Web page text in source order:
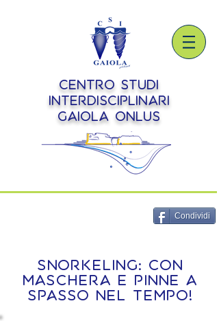
Centro Studi
Interdisciplinari
Gaiola onlus
Condividi
snorkeling: con
maschera e pinne a
spasso nel tempo!